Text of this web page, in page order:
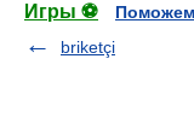
Игры ⚽
briketçi